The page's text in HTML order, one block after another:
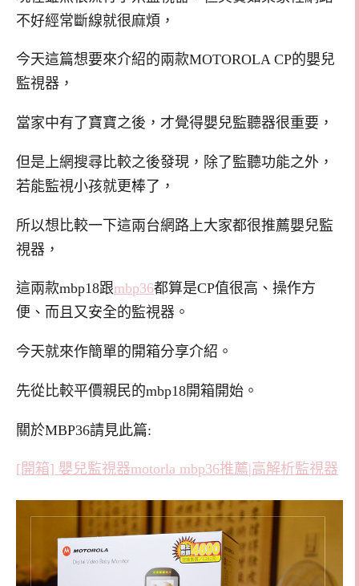
不好經常斷線就很麻煩，
今天這篇想要來介紹的兩款MOTOROLA CP的嬰兒
監視器，
當家中有了寶寶之後，才覺得嬰兒監聽器很重要，
但是上網搜尋比較之後發現，除了監聽功能之外，
若能監視小孩就更棒了，
所以想比較一下這兩台網路上大家都很推薦嬰兒監
視器，
這兩款mbp18跟mbp36都算是CP值很高、操作方
便、而且又安全的監視器。
今天就來作簡單的開箱分享介紹。
先從比較平價親民的mbp18開箱開始。
關於MBP36請見此篇:
[開箱] 嬰兒監視器motorla mbp36推薦|高解析監視器